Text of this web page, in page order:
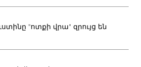
"ոտքի վրա" զրույց են